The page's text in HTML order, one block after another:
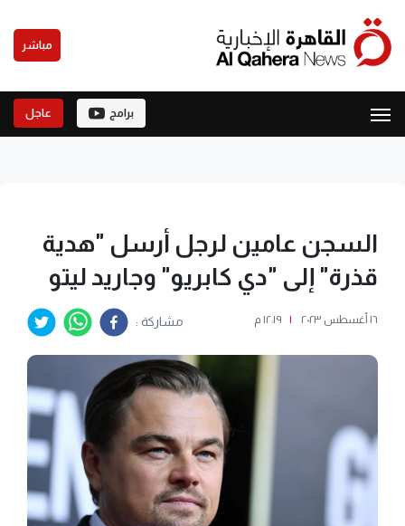
مباشر
برامج عاجل
السجن عامين لرجل أرسل "هدية
قذرة" إلى "دي كابريو" وجاريد ليتو
١٦ أغسطس ٢٠٢٣ | ١٢:١٩ م مشاركة :